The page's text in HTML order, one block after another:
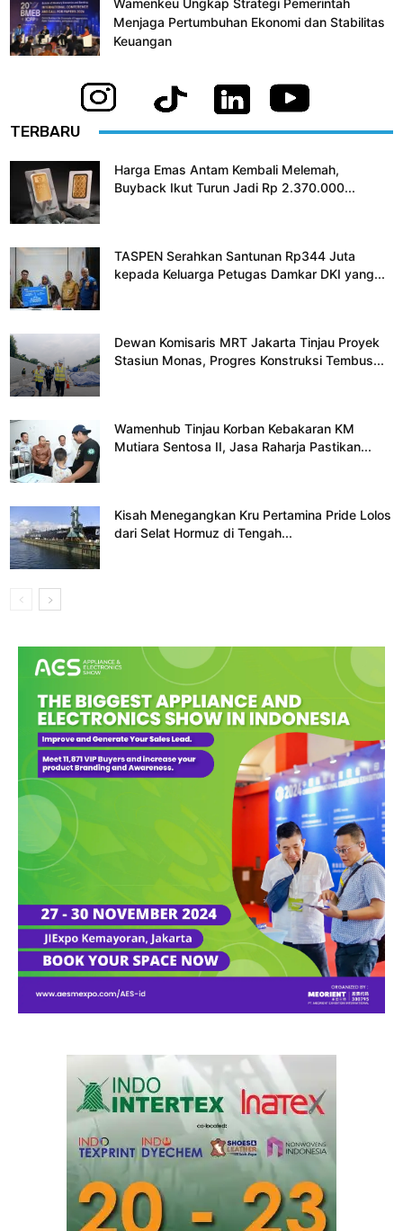
Wamenkeu Ungkap Strategi Pemerintah
Menjaga Pertumbuhan Ekonomi dan Stabilitas
Keuangan
TERBARU
Harga Emas Antam Kembali Melemah,
Buyback Ikut Turun Jadi Rp 2.370.000...
TASPEN Serahkan Santunan Rp344 Juta
kepada Keluarga Petugas Damkar DKI yang...
Dewan Komisaris MRT Jakarta Tinjau Proyek
Stasiun Monas, Progres Konstruksi Tembus...
Wamenhub Tinjau Korban Kebakaran KM
Mutiara Sentosa II, Jasa Raharja Pastikan...
Kisah Menegangkan Kru Pertamina Pride Lolos
dari Selat Hormuz di Tengah...